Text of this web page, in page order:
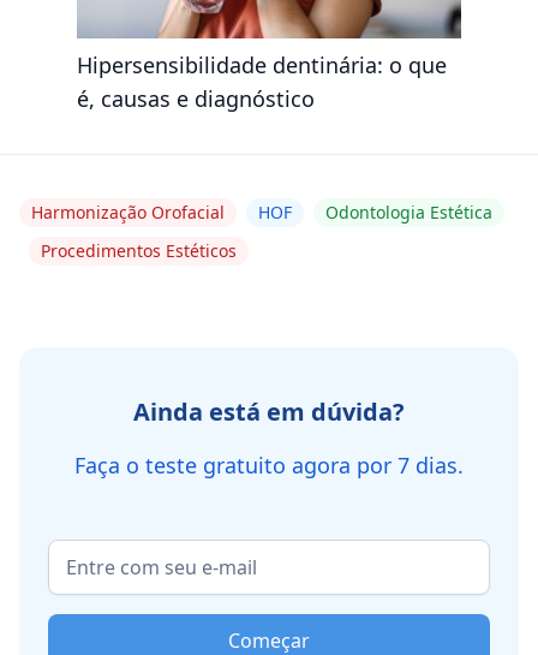
Hipersensibilidade dentinária: o que
é, causas e diagnóstico
Harmonização Orofacial HOF
Odontologia Estética
Procedimentos Estéticos
Ainda está em dúvida?
Faça o teste gratuito agora por 7 dias.
Começar